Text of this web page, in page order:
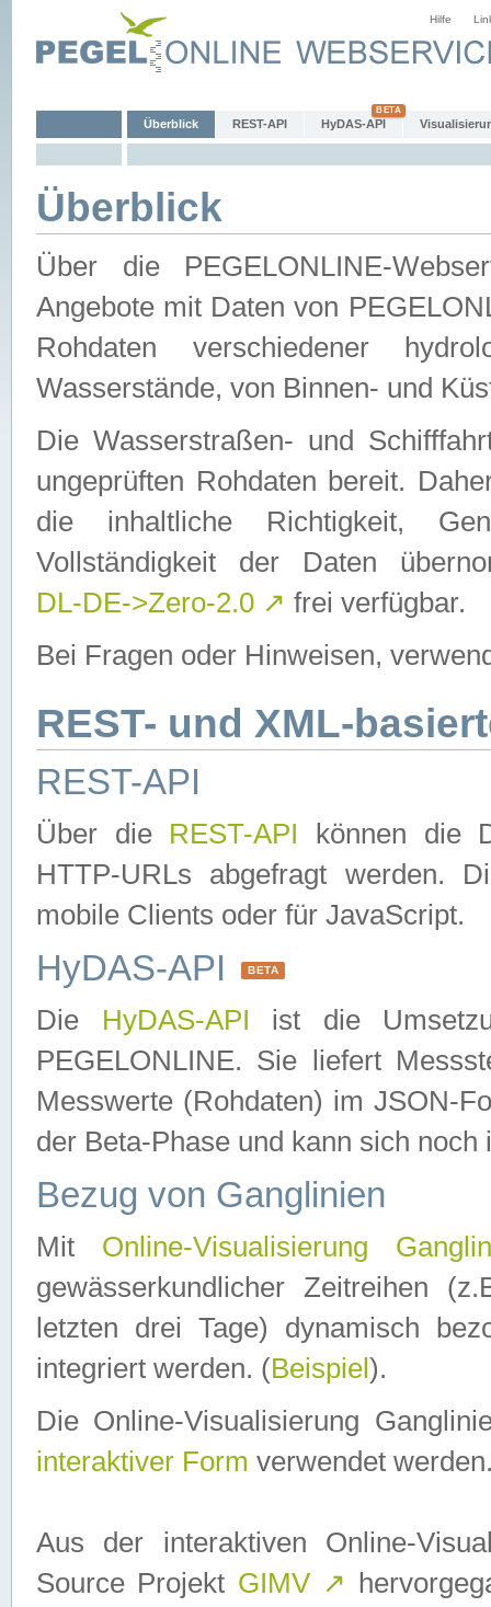
Hilfe
Überblick REST-API HyDAS-API
Überblick
Über die PEGELONLINE-
Angebote mit Daten von
Rohdaten verschiedener
Wasserstände, von Binnen- und
Die Wasserstraßen- und
ungeprüften Rohdaten bereit.
die inhaltliche Richtigkeit,
Vollständigkeit der Daten
DL-DE->Zero-2.0 ↗ frei verfügbar.
Bei Fragen oder Hinweisen,
REST- und XML-
REST-API
Über die REST-API können die
HTTP-URLs abgefragt werden.
mobile Clients oder für JavaScript.
HyDAS-API BETA
Die HyDAS-API ist die
PEGELONLINE. Sie liefert
Messwerte (Rohdaten) im JSON-
der Beta-Phase und kann sich noch
Bezug von Ganglinien
Mit Online-Visualisierung
gewässerkundlicher Zeitreihen
letzten drei Tage) dynamisch
integriert werden. (Beispiel ).
Die Online-Visualisierung
interaktiver Form verwendet
Aus der interaktiven Online-
Source Projekt GIMV ↗